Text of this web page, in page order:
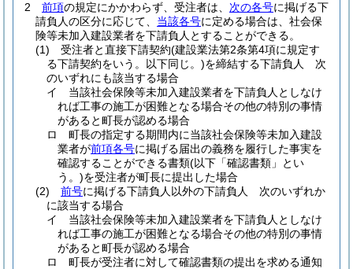
2
前項の規定にかかわらず、受注者は、 次の各号に掲げる下
請負人の区分に応じて、 当該各号に定める場合は、社会保
険等未加入建設業者を下請負人とすることができる。
(1)
受注者と直接下請契約(建設業法第2条第4項に規定す
る下請契約をいう。以下同じ。)を締結する下請負人 次
のいずれにも該当する場合
イ
当該社会保険等未加入建設業者を下請負人としなけ
れば工事の施工が困難となる場合その他の特別の事情
があると町長が認める場合
ロ
町長の指定する期間内に当該社会保険等未加入建設
業者が前項各号に掲げる届出の義務を履行した事実を
確認することができる書類(以下「確認書類」とい
う。)を受注者が町長に提出した場合
(2)
前号に掲げる下請負人以外の下請負人 次のいずれか
に該当する場合
イ
当該社会保険等未加入建設業者を下請負人としなけ
れば工事の施工が困難となる場合その他の特別の事情
があると町長が認める場合
ロ
町長が受注者に対して確認書類の提出を求める通知